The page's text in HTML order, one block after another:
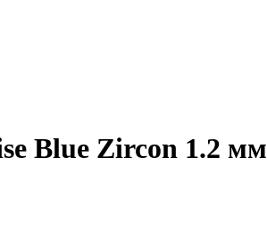
Blue Zircon 1.2 мм